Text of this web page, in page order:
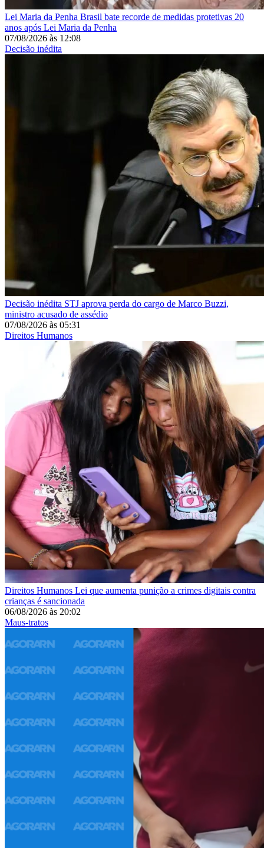
Lei Maria da Penha Brasil bate recorde de medidas protetivas 20
anos após Lei Maria da Penha
07/08/2026 às 12:08
Decisão inédita
Decisão inédita STJ aprova perda do cargo de Marco Buzzi,
ministro acusado de assédio
07/08/2026 às 05:31
Direitos Humanos
Direitos Humanos Lei que aumenta punição a crimes digitais contra
crianças é sancionada
06/08/2026 às 20:02
Maus-tratos